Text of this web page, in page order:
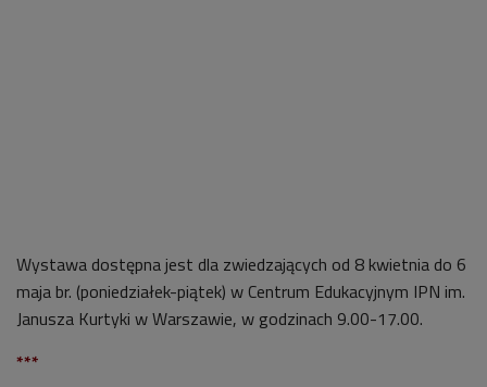
Wystawa dostępna jest dla zwiedzających od 8 kwietnia do 6
maja br. (poniedziałek-piątek) w Centrum Edukacyjnym IPN im.
Janusza Kurtyki w Warszawie, w godzinach 9.00-17.00.
***